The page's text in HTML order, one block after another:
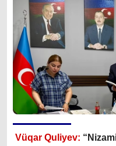
Vüqar Quliyev: